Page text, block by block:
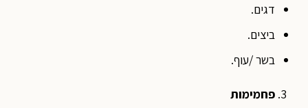
דגים.
ביצים.
בשר /עוף.
פחמימות